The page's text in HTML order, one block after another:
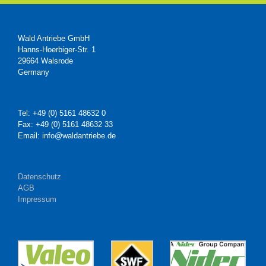
Wald Antriebe GmbH
Hanns-Hoerbiger-Str. 1
29664 Walsrode
Germany
Tel: +49 (0) 5161 48632 0
Fax: +49 (0) 5161 48632 33
Email: info@waldantriebe.de
Datenschutz
AGB
Impressum